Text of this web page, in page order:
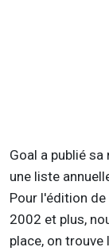
Goal a publié
une liste
Pour l'édition
2002 et plus,
place, on trouve